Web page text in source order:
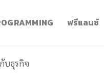
ฟรีแลนซ์
บธุรกิจ